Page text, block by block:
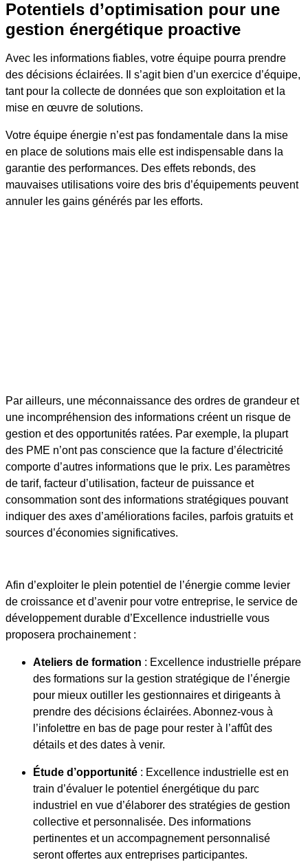
Potentiels d’optimisation pour une
gestion énergétique proactive
Avec les informations fiables, votre équipe pourra prendre
des décisions éclairées. Il s’agit bien d’un exercice d’équipe,
tant pour la collecte de données que son exploitation et la
mise en œuvre de solutions.
Votre équipe énergie n’est pas fondamentale dans la mise
en place de solutions mais elle est indispensable dans la
garantie des performances. Des effets rebonds, des
mauvaises utilisations voire des bris d’équipements peuvent
annuler les gains générés par les efforts.
Par ailleurs, une méconnaissance des ordres de grandeur et
une incompréhension des informations créent un risque de
gestion et des opportunités ratées. Par exemple, la plupart
des PME n’ont pas conscience que la facture d’électricité
comporte d’autres informations que le prix. Les paramètres
de tarif, facteur d’utilisation, facteur de puissance et
consommation sont des informations stratégiques pouvant
indiquer des axes d’améliorations faciles, parfois gratuits et
sources d’économies significatives.
Afin d’exploiter le plein potentiel de l’énergie comme levier
de croissance et d’avenir pour votre entreprise, le service de
développement durable d’Excellence industrielle vous
proposera prochainement :
Ateliers de formation : Excellence industrielle prépare
des formations sur la gestion stratégique de l’énergie
pour mieux outiller les gestionnaires et dirigeants à
prendre des décisions éclairées. Abonnez-vous à
l’infolettre en bas de page pour rester à l’affût des
détails et des dates à venir.
Étude d’opportunité : Excellence industrielle est en
train d’évaluer le potentiel énergétique du parc
industriel en vue d’élaborer des stratégies de gestion
collective et personnalisée. Des informations
pertinentes et un accompagnement personnalisé
seront offertes aux entreprises participantes.